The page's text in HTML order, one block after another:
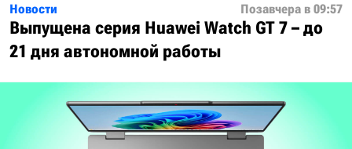
Новости Позавчера в 09:57
Выпущена серия Huawei Watch GT 7 – до
21 дня автономной работы